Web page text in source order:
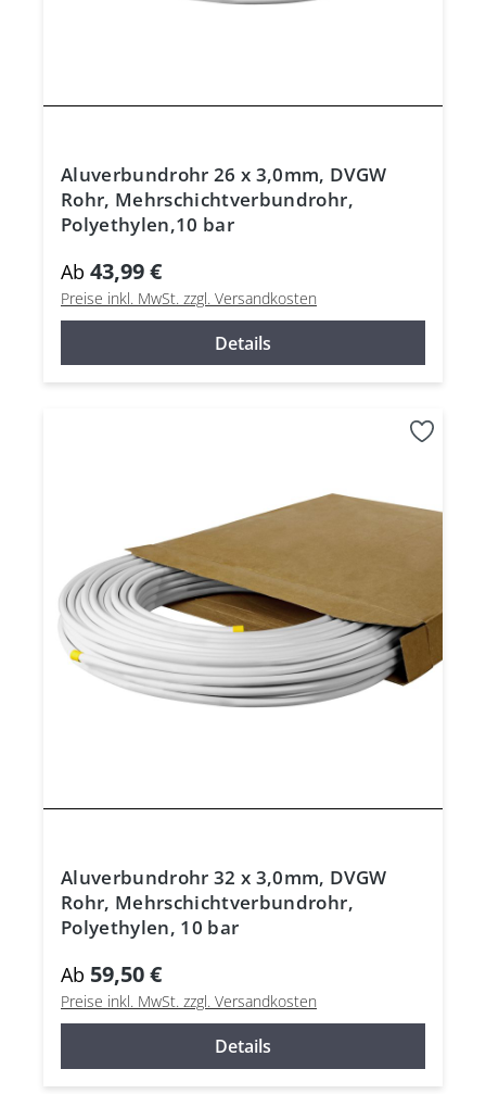
Aluverbundrohr 26 x 3,0mm, DVGW
Rohr, Mehrschichtverbundrohr,
Polyethylen,10 bar
Ab 43,99 €
Preise inkl. MwSt. zzgl. Versandkosten
Details
Aluverbundrohr 32 x 3,0mm, DVGW
Rohr, Mehrschichtverbundrohr,
Polyethylen, 10 bar
Ab 59,50 €
Preise inkl. MwSt. zzgl. Versandkosten
Details